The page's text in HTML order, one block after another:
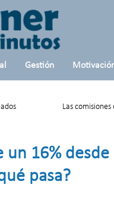
Gestión
Las
16%
pasa?